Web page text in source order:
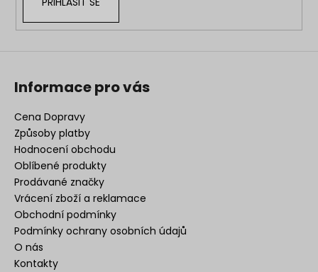
Informace pro vás
Cena Dopravy
Způsoby platby
Hodnocení obchodu
Oblíbené produkty
Prodávané značky
Vrácení zboží a reklamace
Obchodní podmínky
Podmínky ochrany osobních údajů
O nás
Kontakty